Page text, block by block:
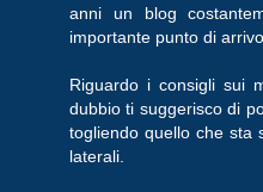
anni un blog
importante punto di arrivo.
Riguardo i consigli sui
dubbio ti suggerisco di
togliendo quello che sta
laterali.